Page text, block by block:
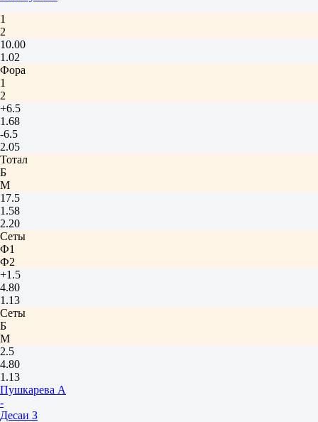
1
2
10.00
1.02
Фора
1
2
+6.5
1.68
-6.5
2.05
Тотал
Б
М
17.5
1.58
2.20
Сеты
Ф1
Ф2
+1.5
4.80
1.13
Сеты
Б
М
2.5
4.80
1.13
Пушкарева А
-
Десаи З